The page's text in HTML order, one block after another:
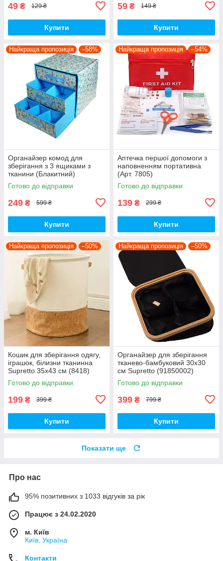
49 ₴ 129 ₴
Купити
59 ₴ 149 ₴
Купити
Найкраща пропозиція –58%
Органайзер комод для
зберігання з 3 ящиками з
тканини (Блакитний)
Готово до відправки
249 ₴ 599 ₴
Купити
Найкраща пропозиція –54%
Аптечка першої допомоги з
наповненням портативна
(Арт. 7805)
Готово до відправки
139 ₴ 299 ₴
Купити
Найкраща пропозиція –50%
Кошик для зберігання одягу,
іграшок, білизни тканинна
Supretto 35х43 см (8418)
Готово до відправки
199 ₴ 399 ₴
Купити
Найкраща пропозиція –50%
Органайзер для зберігання
тканево-бамбуковий 30х30
см Supretto (91850002)
Готово до відправки
399 ₴ 799 ₴
Купити
Показати ще
Про нас
95% позитивних з 1033 відгуків за рік
Працює з 24.02.2020
м. Київ
Київ, Україна
Контакти